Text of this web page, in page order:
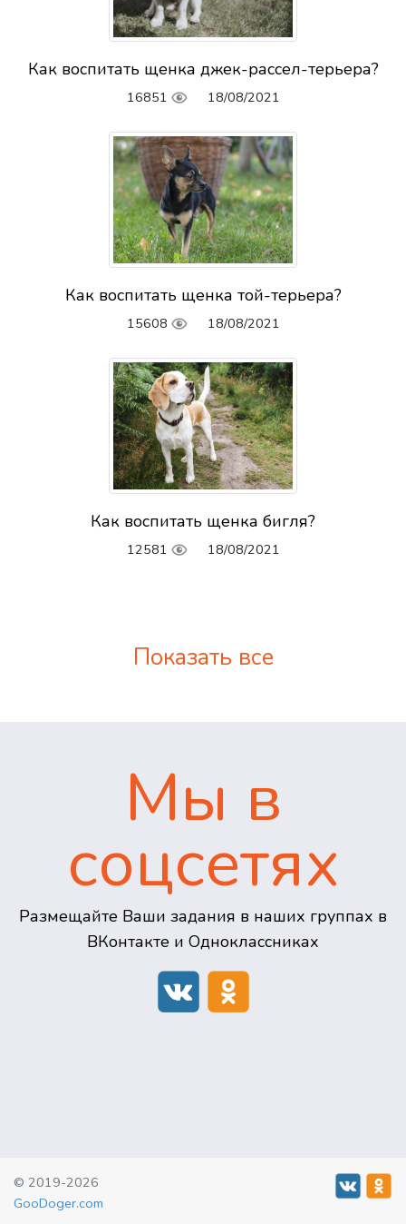
Как воспитать щенка джек-рассел-терьера?
16851 18/08/2021
Как воспитать щенка той-терьера?
15608 18/08/2021
Как воспитать щенка бигля?
12581 18/08/2021
Показать все
Мы в
соцсетях
Размещайте Ваши задания в наших группах в
ВКонтакте и Одноклассниках
© 2019-2026
GooDoger.com